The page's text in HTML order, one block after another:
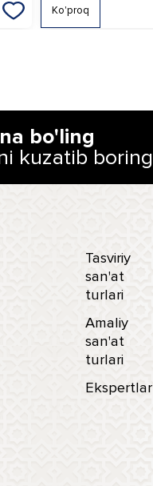
Ko'proq
bo'ling
kuzatib boring
Tasviriy
san'at
turlari
Amaliy
san'at
turlari
Ekspertlar